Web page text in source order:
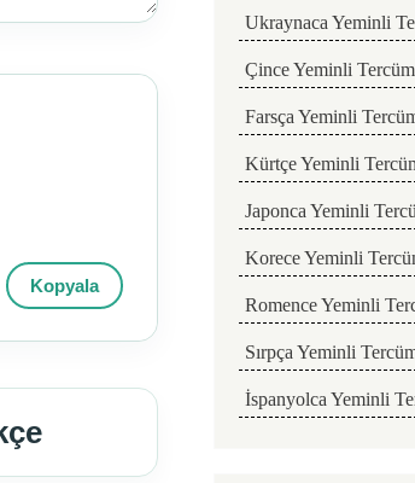
Kopyala
Ukraynaca Yeminli
Çince Yeminli
Farsça Yeminli
Kürtçe Yeminli
Japonca Yeminli
Korece Yeminli
Romence Yeminli
Sırpça Yeminli
İspanyolca Yeminli